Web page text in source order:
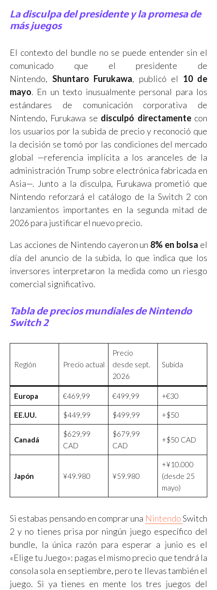
La disculpa del presidente y la promesa de
más juegos
El contexto del bundle no se puede entender sin el
comunicado que el presidente de
Nintendo, Shuntaro Furukawa, publicó el 10 de
mayo. En un texto inusualmente personal para los
estándares de comunicación corporativa de
Nintendo, Furukawa se disculpó directamentecon
los usuarios por la subida de precio y reconoció que
la decisión se tomó por las condiciones del mercado
global —referencia implícita a los aranceles de la
administración Trump sobre electrónica fabricada en
Asia—. Junto a la disculpa, Furukawa prometió que
Nintendo reforzará el catálogo de la Switch 2 con
lanzamientos importantes en la segunda mitad de
2026 para justificar el nuevo precio.
Las acciones de Nintendo cayeron un 8% en bolsa el
día del anuncio de la subida, lo que indica que los
inversores interpretaron la medida como un riesgo
comercial significativo.
Tabla de precios mundiales de Nintendo
Switch 2
Región Precio actual
Precio
desde sept.
2026
Subida
Europa €469,99 €499,99 +€30
EE.UU. $449,99 $499,99 +$50
Canadá
$629,99
CAD
$679,99
CAD
+$50 CAD
Japón ¥49.980 ¥59.980
+¥10.000
(desde 25
mayo)
Si estabas pensando en comprar una NintendoSwitch
2 y no tienes prisa por ningún juego específico del
bundle, la única razón para esperar a junio es el
«Elige tu Juego»: pagas el mismo precio que tendrá la
consola sola en septiembre, pero te llevas también el
juego. Si ya tienes en mente los tres juegos del